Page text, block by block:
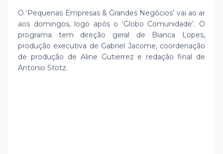
O ‘Pequenas Empresas & Grandes Negócios’ vai ao ar
aos domingos, logo após o ‘Globo Comunidade’. O
programa tem direção geral de Bianca Lopes,
produção executiva de Gabriel Jacome, coordenação
de produção de Aline Gutierrez e redação final de
Antonio Stotz.